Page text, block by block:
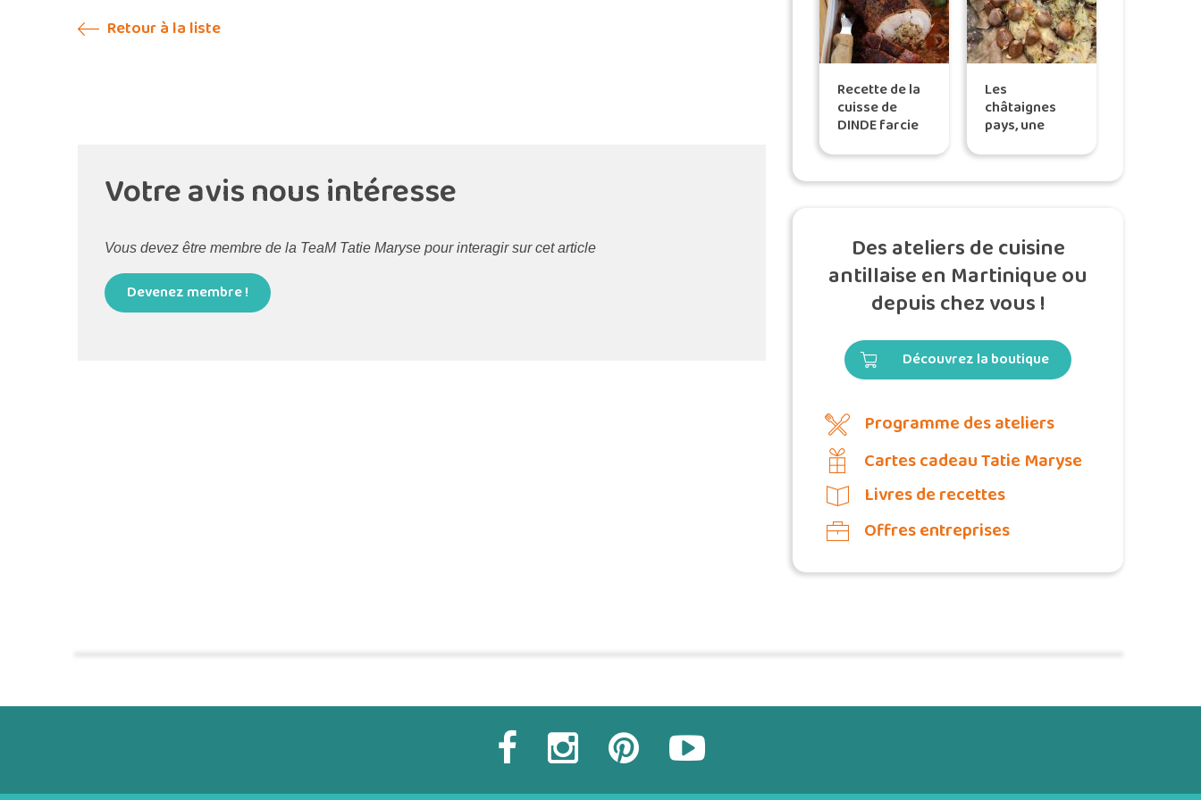
Retour à la liste
Votre avis nous intéresse
Vous devez être membre de la TeaM Tatie Maryse pour interagir sur cet article
Devenez membre !
Recette de la
cuisse de
DINDE farcie
comme un
rôti – by Tatie
Les
châtaignes
pays, une
inoubliable
Des ateliers de cuisine
antillaise en Martinique ou
depuis chez vous !
Découvrez la boutique
Programme des ateliers
Cartes cadeau Tatie Maryse
Livres de recettes
Offres entreprises